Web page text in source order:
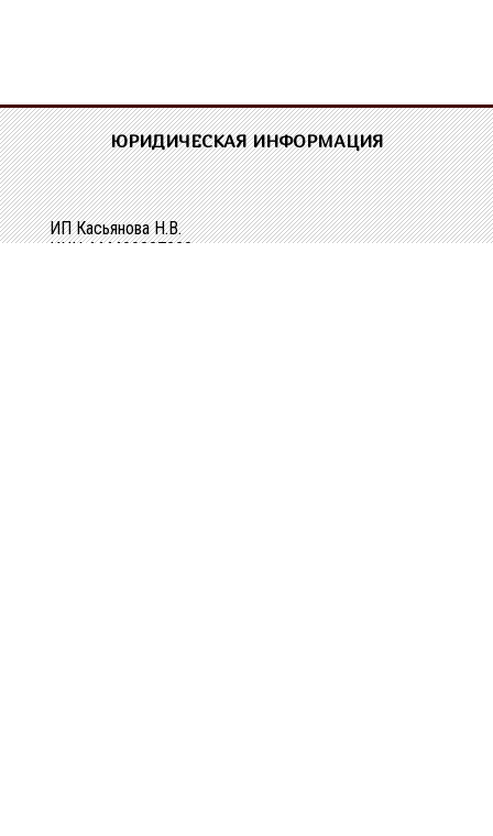
ЮРИДИЧЕСКАЯ ИНФОРМАЦИЯ
ИП Касьянова Н.В.
ИНН 444400337228